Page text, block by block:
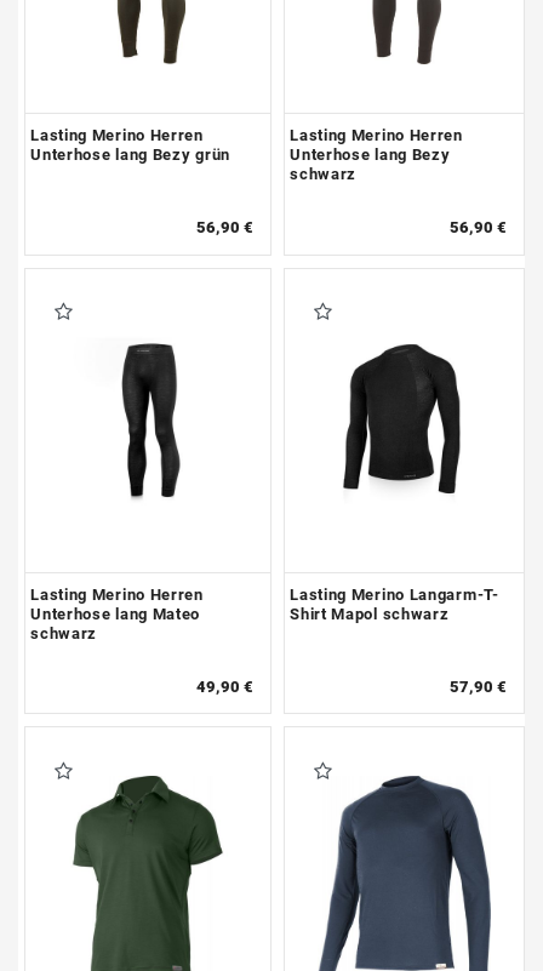
Lasting Merino Herren
Unterhose lang Bezy grün
56,90 €
Lasting Merino Herren
Unterhose lang Bezy
schwarz
56,90 €
Lasting Merino Herren
Unterhose lang Mateo
schwarz
49,90 €
Lasting Merino Langarm-T-
Shirt Mapol schwarz
57,90 €